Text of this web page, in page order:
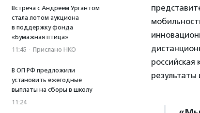
Встреча с Андреем Ургантом
стала лотом аукциона
в поддержку фонда
«Бумажная птица»
11:45 · Прислано НКО
В ОП РФ предложили
установить ежегодные
выплаты на сборы в школу
11:24